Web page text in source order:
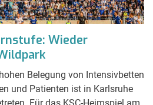
Wieder
Belegung von Intensivbetten
und Patienten ist in Karlsruhe
Für das KSC-Heimspiel am